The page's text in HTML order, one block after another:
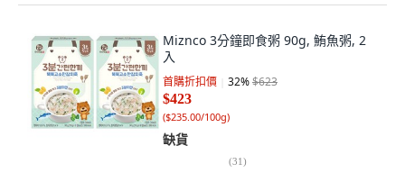
Miznco 3分鐘即食粥 90g, 鮪魚粥, 2
入
首購折扣價 32%$623
$423
($235.00/100g)
缺貨
(31)